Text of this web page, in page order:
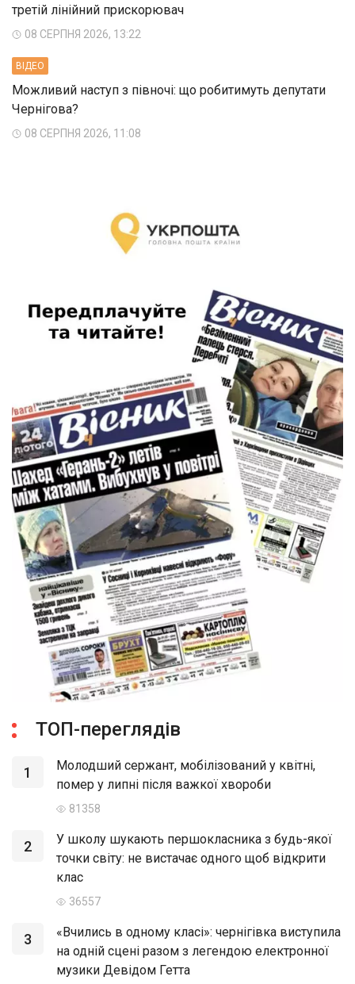
третій лінійний прискорювач
08 СЕРПНЯ 2026, 13:22
ВIДЕО
Можливий наступ з півночі: що робитимуть депутати
Чернігова?
08 СЕРПНЯ 2026, 11:08
ТОП-переглядів
1
Молодший сержант, мобілізований у квітні,
помер у липні після важкої хвороби
81358
2
У школу шукають першокласника з будь-якої
точки світу: не вистачає одного щоб відкрити
клас
36557
3
«Вчились в одному класі»: чернігівка виступила
на одній сцені разом з легендою електронної
музики Девідом Гетта